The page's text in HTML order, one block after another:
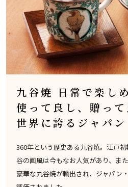
九谷焼 日常で楽し
使って良し、贈って
世界に誇るジャパ
360年という歴史ある九谷焼。江戸
谷の画風は今もなお人気があり、ま
豪華な九谷焼が輸出され、ジャパン